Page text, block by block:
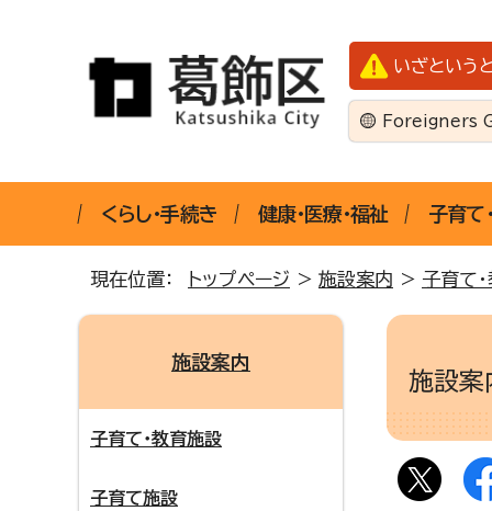
いざという
Foreigners
くらし・手続き 健康・医療・福祉 子育て
現在位置： トップページ > 施設案内 > 子育て
施設
施設案内
子育て・教育施設
子育て施設